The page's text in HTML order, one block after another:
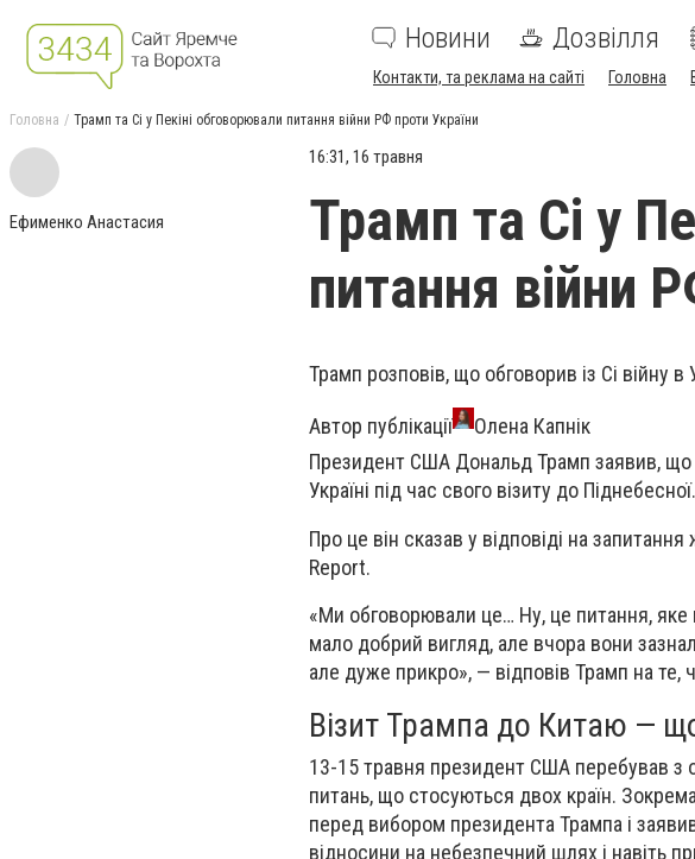
Новини Дозвілля
Контакти, та реклама на сайті Головна
Головна Трамп та Сі у Пекіні обговорювали питання війни РФ проти України
Ефименко Анастасия
16:31, 16 травня
Трамп та Сі у
питання війни
Трамп розповів, що обговорив із Сі війну в
Автор публікації
Олена Капнік
Президент США Дональд Трамп заявив, що
Україні під час свого візиту до Піднебесної.
Про це він сказав у відповіді на
Report.
«Ми обговорювали це… Ну, це питання,
мало добрий вигляд, але вчора вони
але дуже прикро», — відповів Трамп на те,
Візит Трампа до Китаю —
13-15 травня президент США перебував з
питань, що стосуються двох країн.
перед вибором президента Трампа і
відносини на небезпечний шлях і навіть